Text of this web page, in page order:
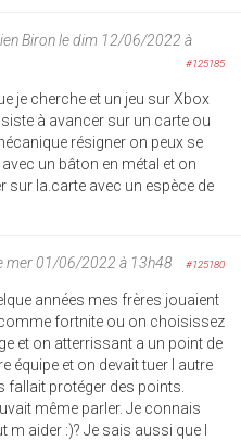
Bironle dim 12/06/2022 à
#125185
je cherche et un jeu sur Xbox
à avancer sur un carte ou
résigner on peux se
un bâton en métal et on
sur la.carte avec un espèce de
mer 01/06/2022 à 13h48 #125180
années mes frères jouaient
fortnite ou on choisissez
et on atterrissant a un point de
équipe et on devait tuer l autre
fallait protéger des points.
même parler. Je connais
m aider :)? Je sais aussi que l